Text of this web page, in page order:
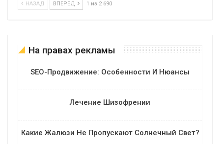
НАЗАД ВПЕРЕД 1 из 2 690
На правах рекламы
SEO-Продвижение: Особенности И Нюансы
Лечение Шизофрении
Какие Жалюзи Не Пропускают Солнечный Свет?